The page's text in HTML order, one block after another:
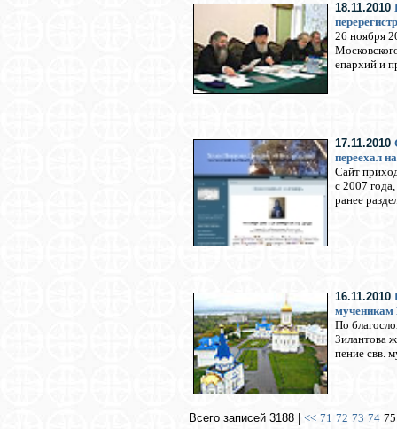
18.11.2010
26 ноября
епархий и
17.11.2010
переехал
Cайт
с 2007
ранее
16.11.2010
По
Зилантова
пение свв.
Всего записей 3188 | << 71 72 73 74 75